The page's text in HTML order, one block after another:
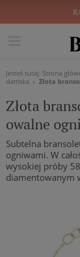
Jesteś tutaj: Strona
damska
Złota
Złota
owalne
Subtelna
ogniwami. W
wysokiej próby
diamentowanym